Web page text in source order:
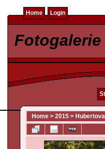
Home Login
Home > 2015 >